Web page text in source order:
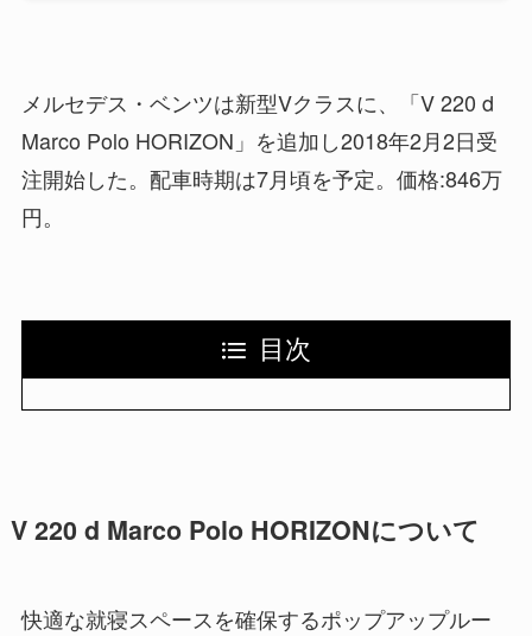
メルセデス・ベンツは新型Vクラスに、「V 220 d
Marco Polo HORIZON」を追加し2018年2月2日受
注開始した。配車時期は7月頃を予定。価格:846万
円。
目次
V 220 d Marco Polo HORIZONについて
快適な就寝スペースを確保するポップアップルー